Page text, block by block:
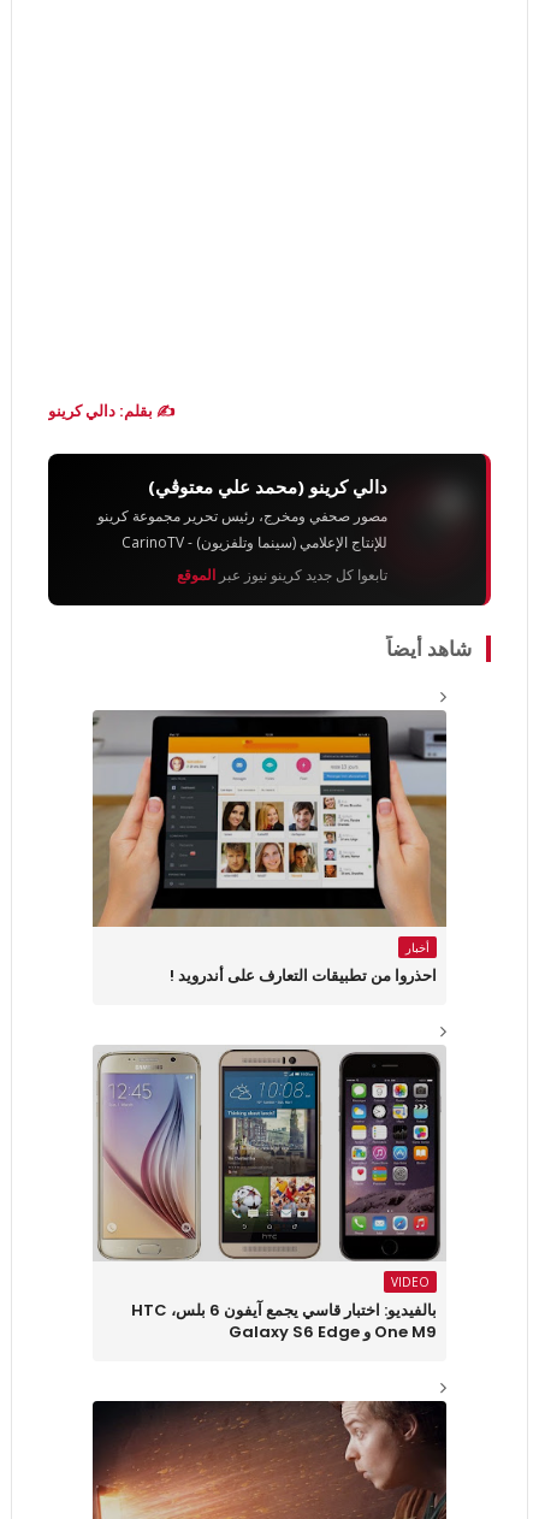
✍️ بقلم: دالي كرينو
دالي كرينو (محمد علي معتوڨي)
مصور صحفي ومخرج، رئيس تحرير مجموعة كرينو
للإنتاج الإعلامي (سينما وتلفزيون) - CarinoTV
تابعوا كل جديد كرينو نيوز عبر الموقع
شاهد أيضاً
أخبار
احذروا من تطبيقات التعارف على أندرويد !
VIDEO
بالفيديو: اختبار قاسي يجمع آيفون 6 بلس، HTC
One M9 و Galaxy S6 Edge